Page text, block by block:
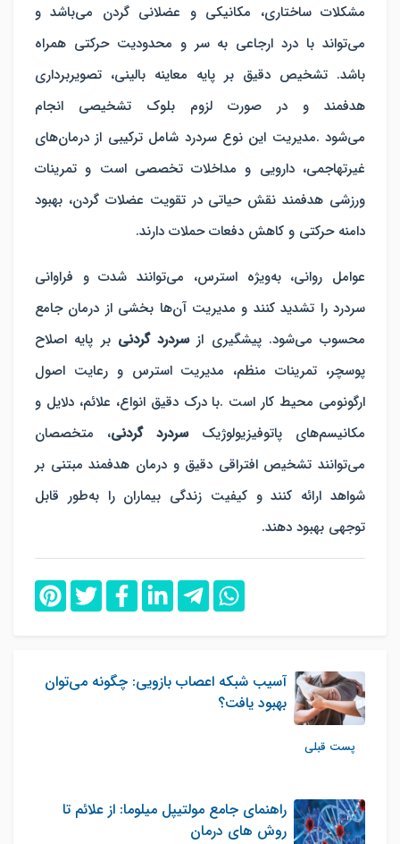
مشکلات ساختاری، مکانیکی و عضلانی گردن می‌باشد و
می‌تواند با درد ارجاعی به سر و محدودیت حرکتی همراه
باشد. تشخیص دقیق بر پایه معاینه بالینی، تصویربرداری
هدفمند و در صورت لزوم بلوک تشخیصی انجام
می‌شود .مدیریت این نوع سردرد شامل ترکیبی از درمان‌های
غیرتهاجمی، دارویی و مداخلات تخصصی است و تمرینات
ورزشی هدفمند نقش حیاتی در تقویت عضلات گردن، بهبود
دامنه حرکتی و کاهش دفعات حملات دارند.
عوامل روانی، به‌ویژه استرس، می‌توانند شدت و فراوانی
سردرد را تشدید کنند و مدیریت آن‌ها بخشی از درمان جامع
محسوب می‌شود. پیشگیری ازسردرد گردنی بر پایه اصلاح
پوسچر، تمرینات منظم، مدیریت استرس و رعایت اصول
ارگونومی محیط کار است .با درک دقیق انواع، علائم، دلایل و
مکانیسم‌های پاتوفیزیولوژیکسردرد گردنی، متخصصان
می‌توانند تشخیص افتراقی دقیق و درمان هدفمند مبتنی بر
شواهد ارائه کنند و کیفیت زندگی بیماران را به‌طور قابل
توجهی بهبود دهند.
پست قبلی
آسیب شبکه اعصاب بازویی: چگونه می‌توان
بهبود یافت؟
راهنمای جامع مولتیپل میلوما: از علائم تا
روش های درمان